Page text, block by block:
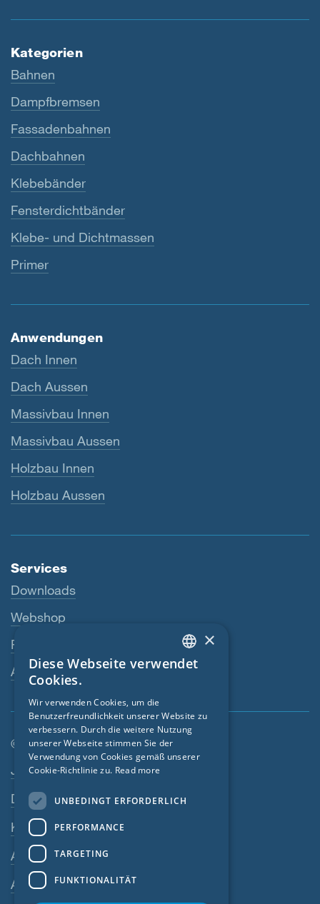
Kategorien
Bahnen
Dampfbremsen
Fassadenbahnen
Dachbahnen
Klebebänder
Fensterdichtbänder
Klebe- und Dichtmassen
Primer
Anwendungen
Dach Innen
Dach Aussen
Massivbau Innen
Massivbau Aussen
Holzbau Innen
Holzbau Aussen
Services
Downloads
Webshop
Fachhändler
Ansprechperson
© SIGA 2026
Footer-Navigation
Jobs
Datenschutz
Kontakt
AGB
AEB
ENGLISH
FRENCH
CZECH
×
Diese Webseite verwendet
Cookies.
Wir verwenden Cookies, um die
Benutzerfreundlichkeit unserer Website zu
verbessern. Durch die weitere Nutzung
unserer Webseite stimmen Sie der
Verwendung von Cookies gemäß unserer
Cookie-Richtlinie zu. Read more
UNBEDINGT ERFORDERLICH
PERFORMANCE
TARGETING
FUNKTIONALITÄT